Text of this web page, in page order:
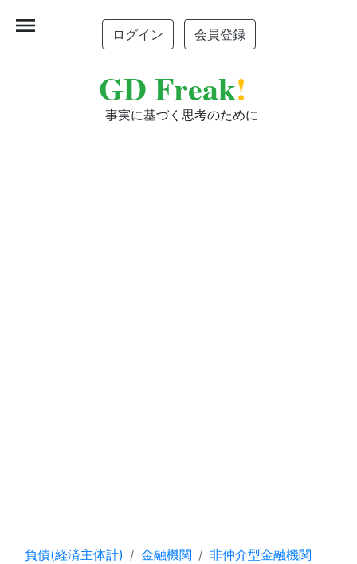
ログイン 会員登録
GD Freak!
事実に基づく思考のために
menu
負債(経済主体計) 金融機関
非仲介型金融機関